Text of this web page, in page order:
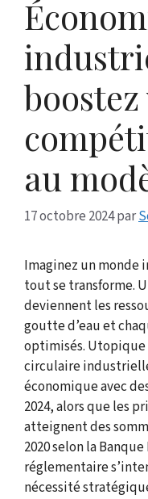
au
17 octobre 2024par
Imaginez un monde
tout se transforme.
deviennent les
goutte d’eau et
optimisés. Utopique
circulaire
économique avec
2024, alors que les
atteignent des
2020 selon la
réglementaire
nécessité